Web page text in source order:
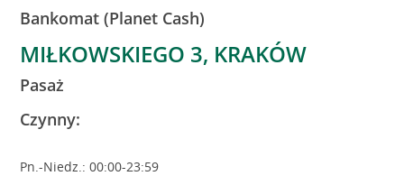
Bankomat (Planet Cash)
MIŁKOWSKIEGO 3, KRAKÓW
Pasaż
Czynny:
Pn.-Niedz.: 00:00-23:59